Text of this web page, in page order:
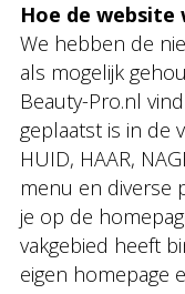
Hoe de website
We hebben de
als mogelijk
Beauty-Pro.nl
geplaatst is in de
HUID, HAAR,
menu en diverse
je op de
vakgebied heeft
eigen homepage